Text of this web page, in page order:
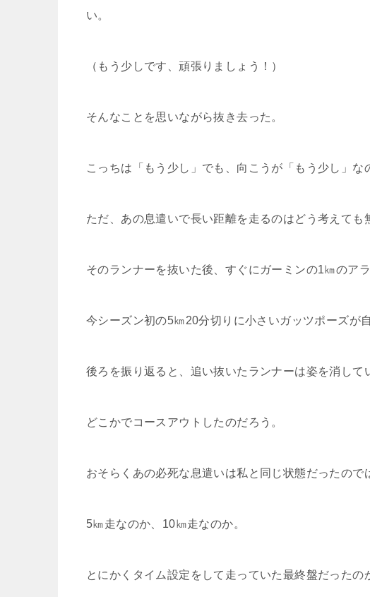
い。
（もう少しです、頑張りましょう！）
そんなことを思いながら抜き去った。
こっちは「もう少し」でも、向こうが「もう少し」な
ただ、あの息遣いで長い距離を走るのはどう考えても
そのランナーを抜いた後、すぐにガーミンの1㎞のア
今シーズン初の5㎞20分切りに小さいガッツポーズが
後ろを振り返ると、追い抜いたランナーは姿を消して
どこかでコースアウトしたのだろう。
おそらくあの必死な息遣いは私と同じ状態だったので
5㎞走なのか、10㎞走なのか。
とにかくタイム設定をして走っていた最終盤だったの